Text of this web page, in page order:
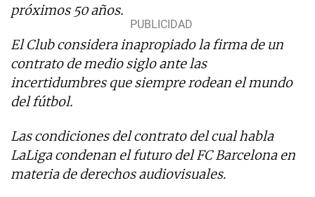
próximos 50 años.
El Club considera inapropiado la firma de un
contrato de medio siglo ante las
incertidumbres que siempre rodean el mundo
del fútbol.
Las condiciones del contrato del cual habla
LaLiga condenan el futuro del FC Barcelona en
materia de derechos audiovisuales.